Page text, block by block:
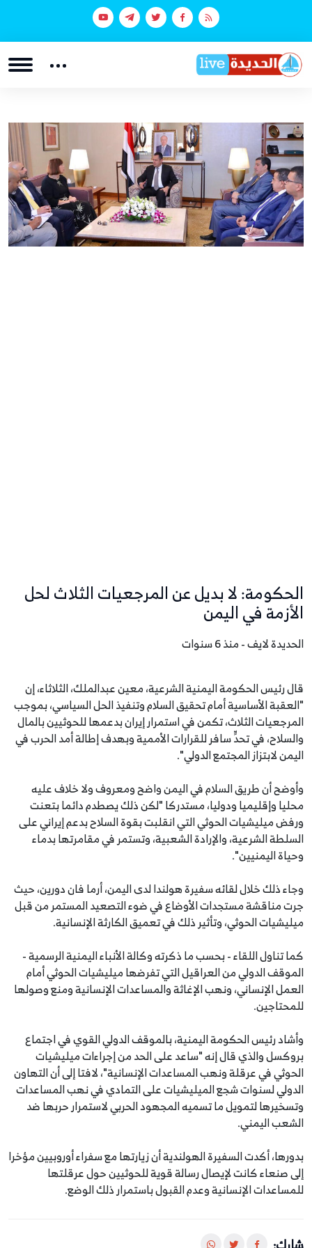
الحكومة: لا بديل عن المرجعيات الثلاث لحل
الأزمة في اليمن
الحديدة لايف - منذ 6 سنوات
قال رئيس الحكومة اليمنية الشرعية، معين عبدالملك، الثلاثاء، إن
"العقبة الأساسية أمام تحقيق السلام وتنفيذ الحل السياسي، بموجب
المرجعيات الثلاث، تكمن في استمرار إيران بدعمها للحوثيين بالمال
والسلاح، في تحدٍّ سافر للقرارات الأممية وبهدف إطالة أمد الحرب في
اليمن لابتزاز المجتمع الدولي".
وأوضح أن طريق السلام في اليمن واضح ومعروف ولا خلاف عليه
محليا وإقليميا ودوليا، مستدركا "لكن ذلك يصطدم دائما بتعنت
ورفض ميليشيات الحوثي التي انقلبت بقوة السلاح بدعم إيراني على
السلطة الشرعية، والإرادة الشعبية، وتستمر في مقامرتها بدماء
وحياة اليمنيين".
وجاء ذلك خلال لقائه سفيرة هولندا لدى اليمن، أرما فان دورين، حيث
جرت مناقشة مستجدات الأوضاع في ضوء التصعيد المستمر من قبل
ميليشيات الحوثي، وتأثير ذلك في تعميق الكارثة الإنسانية.
كما تناول اللقاء - بحسب ما ذكرته وكالة الأنباء اليمنية الرسمية -
الموقف الدولي من العراقيل التي تفرضها ميليشيات الحوثي أمام
العمل الإنساني، ونهب الإغاثة والمساعدات الإنسانية ومنع وصولها
للمحتاجين.
وأشاد رئيس الحكومة اليمنية، بالموقف الدولي القوي في اجتماع
بروكسل والذي قال إنه "ساعد على الحد من إجراءات ميليشيات
الحوثي في عرقلة ونهب المساعدات الإنسانية"، لافتا إلى أن التهاون
الدولي لسنوات شجع الميليشيات على التمادي في نهب المساعدات
وتسخيرها لتمويل ما تسميه المجهود الحربي لاستمرار حربها ضد
الشعب اليمني.
بدورها، أكدت السفيرة الهولندية أن زيارتها مع سفراء أوروبيين مؤخرا
إلى صنعاء كانت لإيصال رسالة قوية للحوثيين حول عرقلتها
للمساعدات الإنسانية وعدم القبول باستمرار ذلك الوضع.